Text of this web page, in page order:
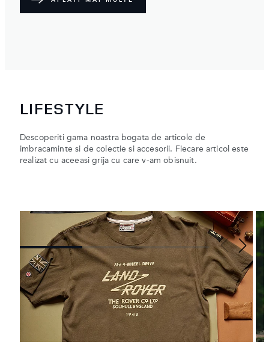
LIFESTYLE
Descoperiti gama noastra bogata de articole de
imbracaminte si de colectie si accesorii. Fiecare articol este
realizat cu aceeasi grija cu care v-am obisnuit.